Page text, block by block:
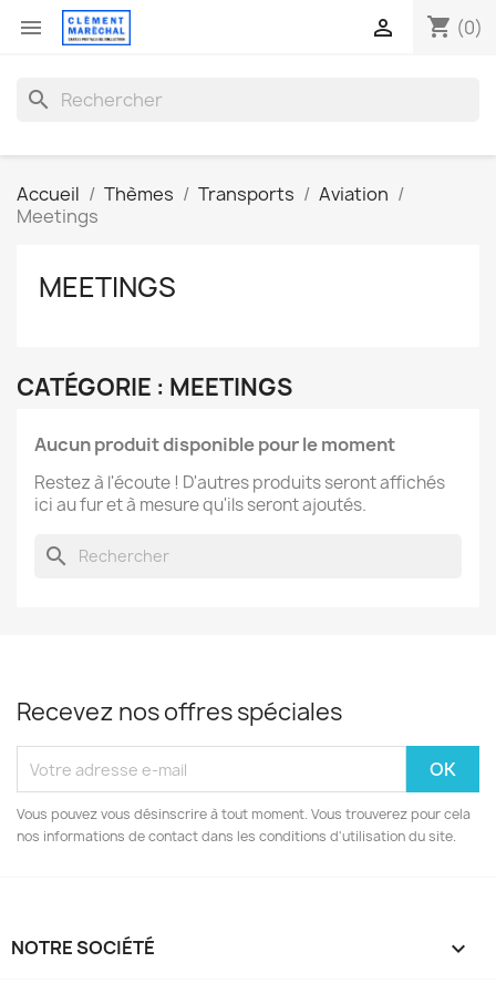
 shopping_cart (0)

search
Accueil Thèmes Transports
Aviation
Meetings
MEETINGS
CATÉGORIE : MEETINGS
Aucun produit disponible pour le moment
Restez à l'écoute ! D'autres produits seront affichés
ici au fur et à mesure qu'ils seront ajoutés.
search
Recevez nos offres spéciales
Vous pouvez vous désinscrire à tout moment. Vous trouverez pour cela
nos informations de contact dans les conditions d'utilisation du site.
NOTRE SOCIÉTÉ 